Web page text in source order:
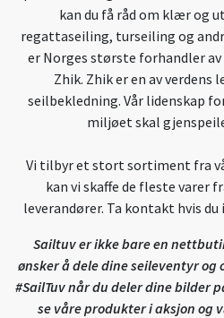
kan du få råd om klær og
regattaseiling, turseiling og
er Norges største forhandler
Zhik. Zhik er en av verdens
seilbekledning. Vår lidenskap
miljøet skal
Vi tilbyr et stort sortiment fra
kan vi skaffe de fleste varer
leverandører. Ta kontakt hvis
Sailtuv er ikke bare en
ønsker å dele dine seileventyr og
#SailTuv når du deler dine bilder
se våre produkter i aksjon og